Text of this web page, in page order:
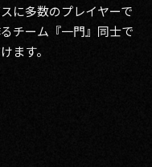
に多数のプレイヤーで
チーム『一門』同士で
ます。